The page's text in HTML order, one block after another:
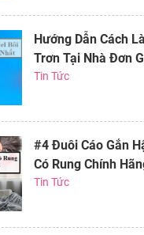
Hướng Dẫn Cách
Trơn Tại Nhà Đơn
Tin Tức
#4 Đuôi Cáo Gắn
Có Rung Chính
Thích Mạnh
Tin Tức